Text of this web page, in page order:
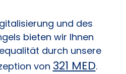
und des
bieten wir Ihnen
durch unsere
von 321 MED.